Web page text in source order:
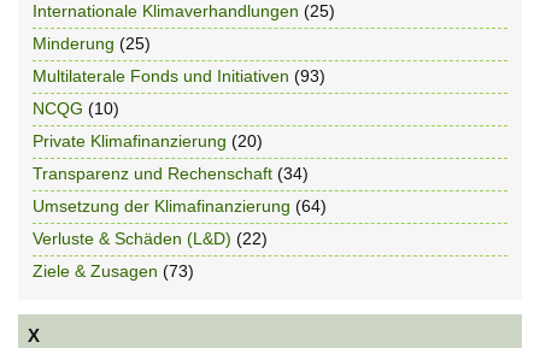
Internationale Klimaverhandlungen (25)
Minderung (25)
Multilaterale Fonds und Initiativen (93)
NCQG (10)
Private Klimafinanzierung (20)
Transparenz und Rechenschaft (34)
Umsetzung der Klimafinanzierung (64)
Verluste & Schäden (L&D) (22)
Ziele & Zusagen (73)
X